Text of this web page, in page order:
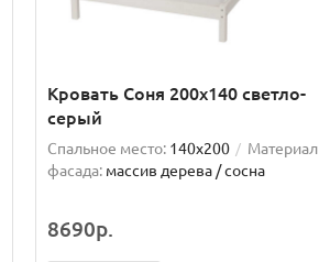
Кровать Соня 200x140 светло-
серый
Спальное место: 140x200
Материал
фасада: массив дерева / сосна
8690р.